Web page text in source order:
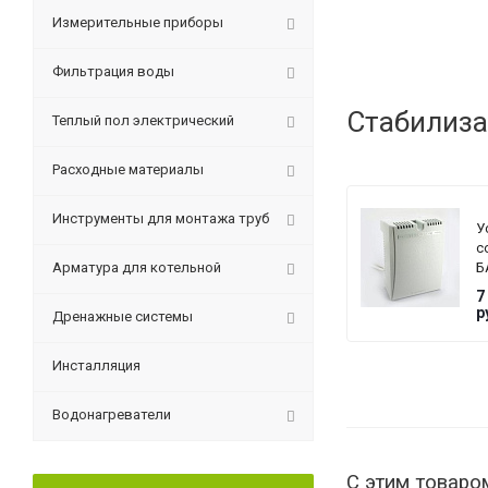
7
С этим
Измерительные приборы
Фильтрация воды
Теплый пол электрический
Расходные материалы
Инструменты для монтажа труб
Арматура для котельной
Дренажные системы
Инсталляция
Водонагреватели